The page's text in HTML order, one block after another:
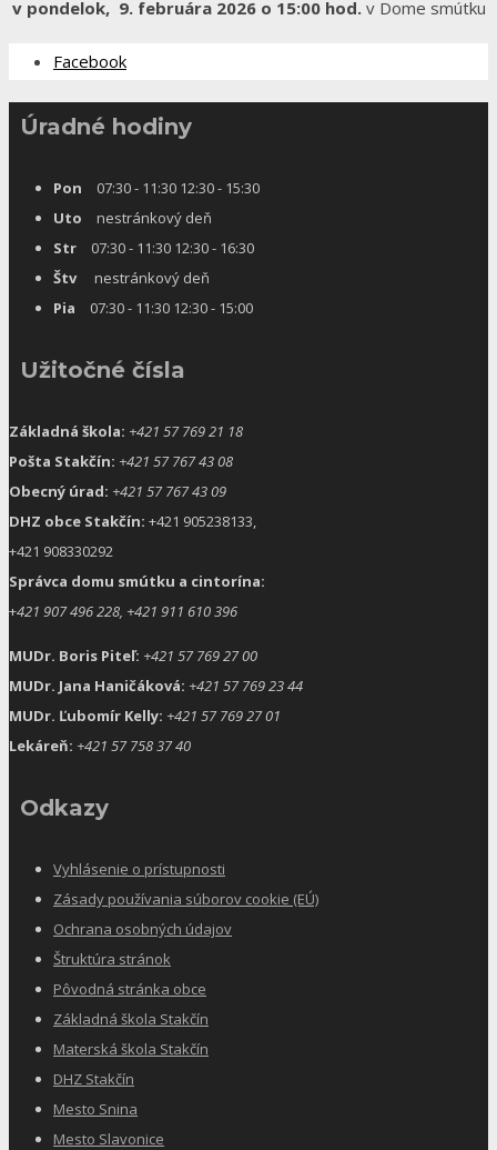
v pondelok, 9. februára 2026 o 15:00 hod.v Dome smútku
Facebook
Úradné hodiny
Pon 07:30 - 11:30 12:30 - 15:30
Uto nestránkový deň
Str 07:30 - 11:30 12:30 - 16:30
Štvnestránkový deň
Pia 07:30 - 11:30 12:30 - 15:00
Užitočné čísla
Základná škola: +421 57 769 21 18
Pošta Stakčín: +421 57 767 43 08
Obecný úrad: +421 57 767 43 09
DHZ obce Stakčín: +421 905238133,
+421 908330292
Správca domu smútku a cintorína:
+421 907 496 228, +421 911 610 396
MUDr. Boris Piteľ: +421 57 769 27 00
MUDr. Jana Haničáková: +421 57 769 23 44
MUDr. Ľubomír Kelly: +421 57 769 27 01
Lekáreň: +421 57 758 37 40
Odkazy
Vyhlásenie o prístupnosti
Zásady používania súborov cookie (EÚ)
Ochrana osobných údajov
Štruktúra stránok
Pôvodná stránka obce
Základná škola Stakčín
Materská škola Stakčín
DHZ Stakčín
Mesto Snina
Mesto Slavonice